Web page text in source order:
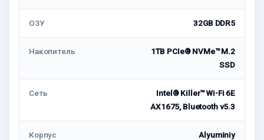
ОЗУ 32GB DDR5
Накопитель
1TB PCIe® NVMe™ M.2
SSD
Cеть
Intel® Killer™ Wi-Fi 6E
AX1675, Bluetooth v5.3
Корпус Alyuminiy